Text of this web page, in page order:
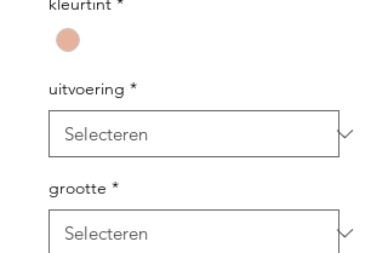
uitvoering *
grootte *